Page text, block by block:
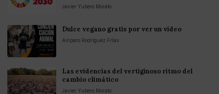
Javier Yubero Morato
Dulce vegano gratis por ver un vídeo
Amparo Rodríguez Frías
Las evidencias del vertiginoso ritmo del
cambio climático
Javier Yubero Morato